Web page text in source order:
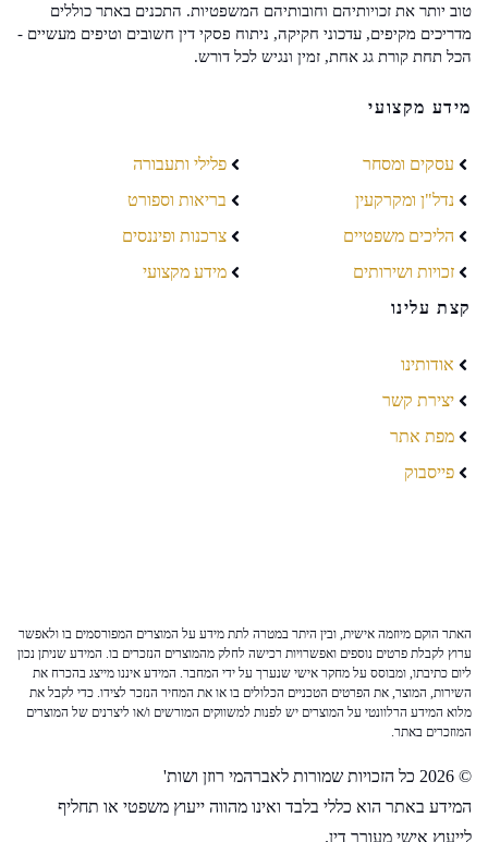
טוב יותר את זכויותיהם וחובותיהם המשפטיות. התכנים באתר כוללים
מדריכים מקיפים, עדכוני חקיקה, ניתוח פסקי דין חשובים וטיפים מעשיים -
הכל תחת קורת גג אחת, זמין ונגיש לכל דורש.
מידע מקצועי
עסקים ומסחר
נדל"ן ומקרקעין
הליכים משפטיים
זכויות ושירותים
פלילי ותעבורה
בריאות וספורט
צרכנות ופיננסים
מידע מקצועי
קצת עלינו
אודותינו
יצירת קשר
מפת אתר
פייסבוק
האתר הוקם מיוזמה אישית, ובין היתר במטרה לתת מידע על המוצרים המפורסמים בו ולאפשר
ערוץ לקבלת פרטים נוספים ואפשרויות רכישה לחלק מהמוצרים הנזכרים בו. המידע שניתן נכון
ליום כתיבתו, ומבוסס על מחקר אישי שנערך על ידי המחבר. המידע איננו מייצג בהכרח את
השירות, המוצר, את הפרטים הטכניים הכלולים בו או את המחיר הנזכר לצידו. כדי לקבל את
מלוא המידע הרלוונטי על המוצרים יש לפנות למשווקים המורשים ו/או ליצרנים של המוצרים
המוזכרים באתר.
© 2026 כל הזכויות שמורות לאברהמי רוזן ושות'
המידע באתר הוא כללי בלבד ואינו מהווה ייעוץ משפטי או תחליף
לייעוץ אישי מעורך דין.